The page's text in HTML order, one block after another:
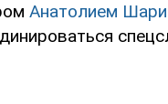
Анатолием